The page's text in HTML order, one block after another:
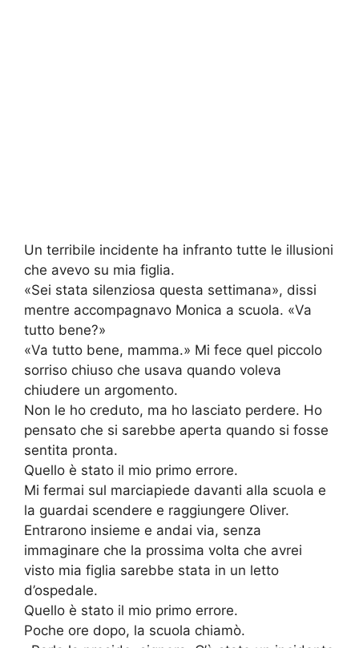
Un terribile incidente ha infranto tutte le illusioni
che avevo su mia figlia.
«Sei stata silenziosa questa settimana», dissi
mentre accompagnavo Monica a scuola. «Va
tutto bene?»
«Va tutto bene, mamma.» Mi fece quel piccolo
sorriso chiuso che usava quando voleva
chiudere un argomento.
Non le ho creduto, ma ho lasciato perdere. Ho
pensato che si sarebbe aperta quando si fosse
sentita pronta.
Quello è stato il mio primo errore.
Mi fermai sul marciapiede davanti alla scuola e
la guardai scendere e raggiungere Oliver.
Entrarono insieme e andai via, senza
immaginare che la prossima volta che avrei
visto mia figlia sarebbe stata in un letto
d’ospedale.
Quello è stato il mio primo errore.
Poche ore dopo, la scuola chiamò.